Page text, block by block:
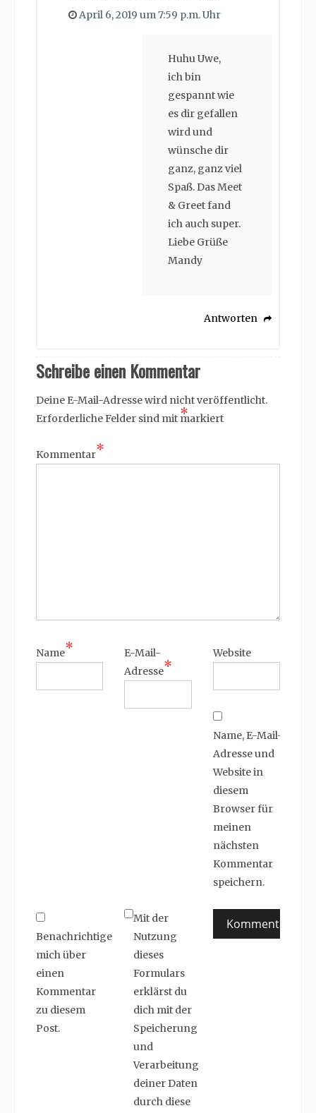
April 6, 2019 um 7:59 p.m. Uhr
Huhu Uwe,
ich bin
gespannt wie
es dir gefallen
wird und
wünsche dir
ganz, ganz viel
Spaß. Das Meet
& Greet fand
ich auch super.
Liebe Grüße
Mandy
Antworten
Schreibe einen Kommentar
Deine E-Mail-Adresse wird nicht veröffentlicht.
Erforderliche Felder sind mit *
markiert
Kommentar*
Name*
E-Mail-
Adresse*
Website
Name, E-Mail-
Adresse und
Website in
diesem
Browser für
meinen
nächsten
Kommentar
speichern.
Benachrichtige
mich über
einen
Kommentar
zu diesem
Post.
Mit der
Nutzung
dieses
Formulars
erklärst du
dich mit der
Speicherung
und
Verarbeitung
deiner Daten
durch diese